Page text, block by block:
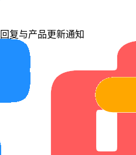
复与产品更新通知